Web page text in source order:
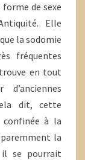
de sexe
Elle
la sodomie
fréquentes
en tout
dit, cette
confinée à la
la
il se pourrait